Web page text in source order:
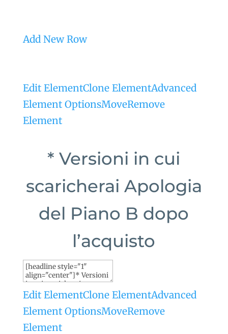
Add New Row
Edit ElementClone ElementAdvanced
Element OptionsMoveRemove
Element
* Versioni in cui
scaricherai Apologia
del Piano B dopo
l’acquisto
Edit ElementClone ElementAdvanced
Element OptionsMoveRemove
Element